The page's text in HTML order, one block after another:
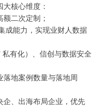
核心维度：
二次定制；
成能力，实现业财人数据
有化）、信创与数据安全
落地案例数量与落地周
企、出海布局企业，优先